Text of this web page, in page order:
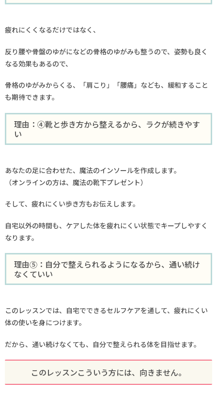
疲れにくくなるだけではなく、
反り腰や骨盤のゆがになどの骨格のゆがみも整うので、姿勢も良く
なる効果もあるので、
骨格のゆがみからくる、「肩こり」「腰痛」なども、緩和すること
も期待できます。
理由：④靴と歩き方から整えるから、ラクが続きやす
い
あなたの足に合わせた、魔法のインソールを作成します。
（オンラインの方は、魔法の靴下プレゼント）
そして、疲れにくい歩き方もお伝えします。
自宅以外の時間も、ケアした体を疲れにくい状態でキープしやすく
なります。
理由⑤：自分で整えられるようになるから、通い続け
なくていい
このレッスンでは、自宅でできるセルフケアを通して、疲れにくい
体の使いを身につけます。
だから、通い続けなくても、自分で整えられる体を目指せます。
このレッスンこういう方には、向きません。